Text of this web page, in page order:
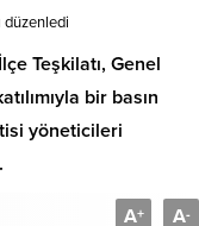
düzenledi
Teşkilatı, Genel
bir basın
yöneticileri
A+ A-